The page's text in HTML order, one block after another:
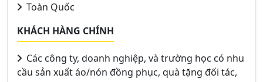
Toàn Quốc
KHÁCH HÀNG CHÍNH
Các công ty, doanh nghiệp, và trường học có nhu
cầu sản xuất áo/nón đồng phục, quà tặng đối tác,